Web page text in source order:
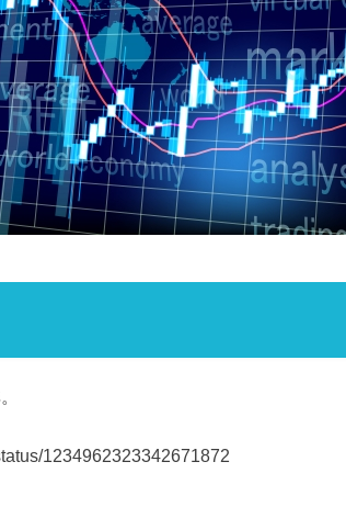
1234962323342671872